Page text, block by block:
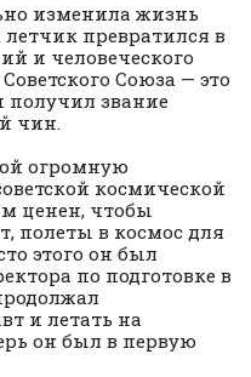
изменила жизнь
превратился в
и человеческого
Союза — это
звание
чин.
огромную
космической
ценен, чтобы
полеты в космос для
этого он был
по подготовке в
и летать на
он был в первую